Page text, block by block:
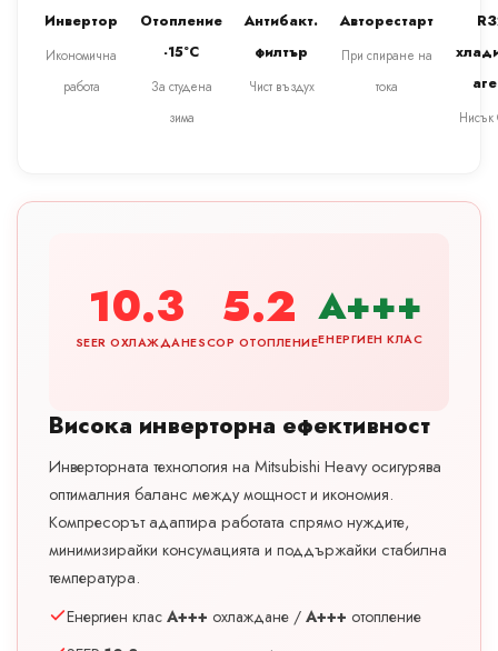
Инвертор
Икономична
работа
Отопление
-15°C
За студена
зима
Антибакт.
филтър
Чист въздух
Авторестарт
При спиране на
тока
Нисък
10.3
SEER ОХЛАЖДАНЕ
5.2
SCOP ОТОПЛЕНИЕ
A+++
ЕНЕРГИЕН КЛАС
Висока инверторна ефективност
Инверторната технология на Mitsubishi Heavy осигурява
оптималния баланс между мощност и икономия.
Компресорът адаптира работата спрямо нуждите,
минимизирайки консумацията и поддържайки стабилна
температура.
Енергиен клас A+++ охлаждане / A+++ отопление